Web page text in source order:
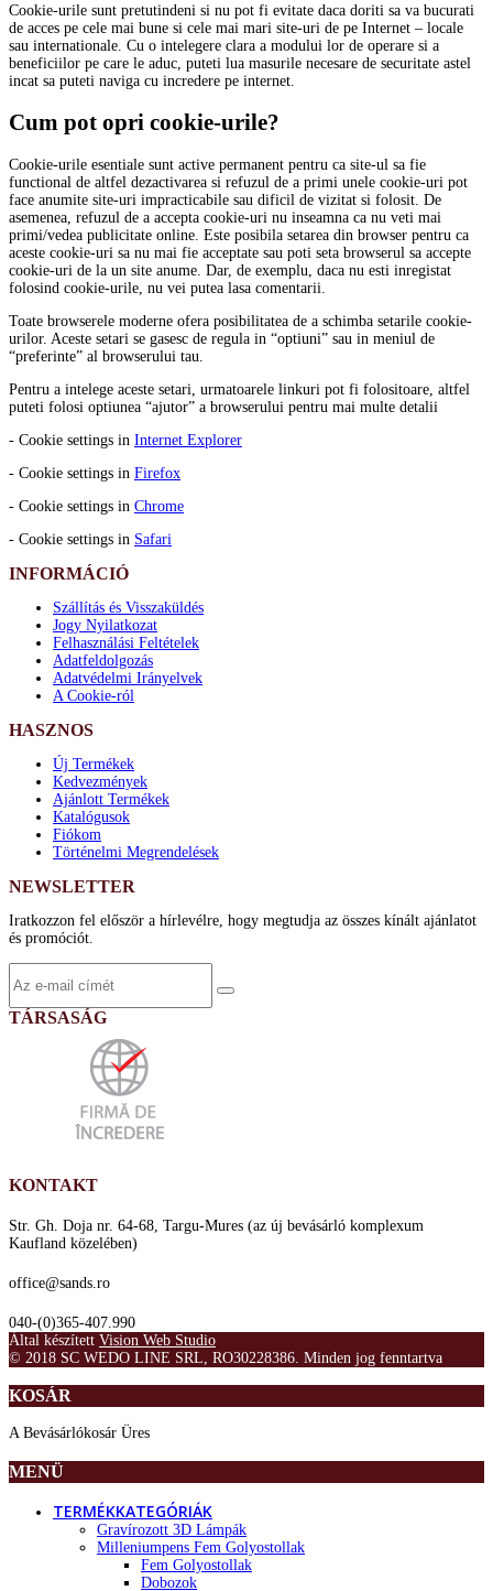
Cookie-urile sunt pretutindeni si nu pot fi evitate daca doriti sa va bucurati
de acces pe cele mai bune si cele mai mari site-uri de pe Internet – locale
sau internationale. Cu o intelegere clara a modului lor de operare si a
beneficiilor pe care le aduc, puteti lua masurile necesare de securitate astel
incat sa puteti naviga cu incredere pe internet.
Cum pot opri cookie-urile?
Cookie-urile esentiale sunt active permanent pentru ca site-ul sa fie
functional de altfel dezactivarea si refuzul de a primi unele cookie-uri pot
face anumite site-uri impracticabile sau dificil de vizitat si folosit. De
asemenea, refuzul de a accepta cookie-uri nu inseamna ca nu veti mai
primi/vedea publicitate online. Este posibila setarea din browser pentru ca
aceste cookie-uri sa nu mai fie acceptate sau poti seta browserul sa accepte
cookie-uri de la un site anume. Dar, de exemplu, daca nu esti inregistat
folosind cookie-urile, nu vei putea lasa comentarii.
Toate browserele moderne ofera posibilitatea de a schimba setarile cookie-
urilor. Aceste setari se gasesc de regula in “optiuni” sau in meniul de
“preferinte” al browserului tau.
Pentru a intelege aceste setari, urmatoarele linkuri pot fi folositoare, altfel
puteti folosi optiunea “ajutor” a browserului pentru mai multe detalii
- Cookie settings in Internet Explorer
- Cookie settings in Firefox
- Cookie settings in Chrome
- Cookie settings in Safari
INFORMÁCIÓ
Szállítás és Visszaküldés
Jogy Nyilatkozat
Felhasználási Feltételek
Adatfeldolgozás
Adatvédelmi Irányelvek
A Cookie-ról
HASZNOS
Új Termékek
Kedvezmények
Ajánlott Termékek
Katalógusok
Fiókom
Történelmi Megrendelések
NEWSLETTER
Iratkozzon fel először a hírlevélre, hogy megtudja az összes kínált ajánlatot
és promóciót.
TÁRSASÁG
KONTAKT
Str. Gh. Doja nr. 64-68, Targu-Mures (az új bevásárló komplexum
Kaufland közelében)
office@sands.ro
040-(0)365-407.990
Által készített Vision Web Studio
© 2018 SC WEDO LINE SRL, RO30228386. Minden jog fenntartva
KOSÁR
A Bevásárlókosár Üres
MENÜ
TERMÉKKATEGÓRIÁK
Gravírozott 3D Lámpák
Milleniumpens Fem Golyostollak
Fem Golyostollak
Dobozok